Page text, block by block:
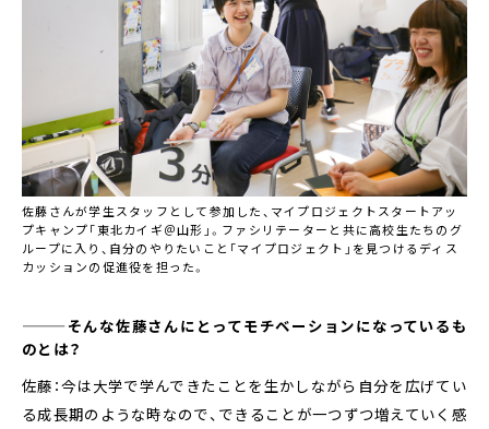
佐藤さんが学生スタッフとして参加した、マイプロジェクトスタートアッ
プキャンプ「東北カイギ＠山形」。ファシリテーターと共に高校生たちのグ
ループに入り、自分のやりたいこと「マイプロジェクト」を見つけるディス
カッションの促進役を担った。
―――そんな佐藤さんにとってモチベーションになっているも
のとは？
佐藤：今は大学で学んできたことを生かしながら自分を広げてい
る成長期のような時なので、できることが一つずつ増えていく感